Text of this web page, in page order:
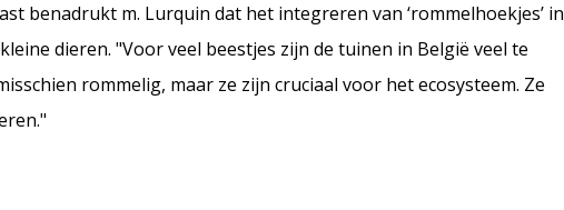
benadrukt m. Lurquin dat het integreren van ‘rommelhoekjes’ in
dieren. "Voor veel beestjes zijn de tuinen in België veel te
rommelig, maar ze zijn cruciaal voor het ecosysteem. Ze